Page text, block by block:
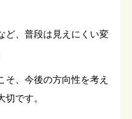
ど、普段は見えにくい変
そ、今後の方向性を考え
です。